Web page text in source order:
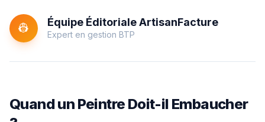
👷 Équipe Éditoriale ArtisanFacture
Expert en gestion BTP
Quand un Peintre Doit-il Embaucher